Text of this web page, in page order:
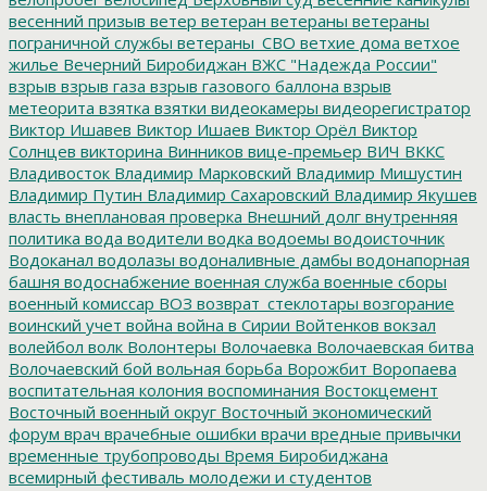
весенний призыв ветер ветеран ветераны ветераны
пограничной службы ветераны_СВО ветхие дома ветхое
жилье Вечерний Биробиджан ВЖС "Надежда России"
взрыв взрыв газа взрыв газового баллона взрыв
метеорита взятка взятки видеокамеры видеорегистратор
Виктор Ишавев Виктор Ишаев Виктор Орёл Виктор
Солнцев викторина Винников вице-премьер ВИЧ ВККС
Владивосток Владимир Марковский Владимир Мишустин
Владимир Путин Владимир Сахаровский Владимир Якушев
власть внеплановая проверка Внешний долг внутренняя
политика вода водители водка водоемы водоисточник
Водоканал водолазы водоналивные дамбы водонапорная
башня водоснабжение военная служба военные сборы
военный комиссар ВОЗ возврат_стеклотары возгорание
воинский учет война война в Сирии Войтенков вокзал
волейбол волк Волонтеры Волочаевка Волочаевская битва
Волочаевский бой вольная борьба Ворожбит Воропаева
воспитательная колония воспоминания Востокцемент
Восточный военный округ Восточный экономический
форум врач врачебные ошибки врачи вредные привычки
временные трубопроводы Время Биробиджана
всемирный фестиваль молодежи и студентов